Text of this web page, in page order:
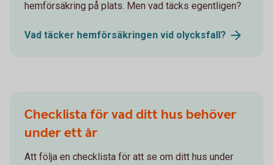
hemförsäkring på plats. Men vad täcks egentligen?
Vad täcker hemförsäkringen vid olycksfall?
Checklista för vad ditt hus behöver
under ett år
Att följa en checklista för att se om ditt hus under